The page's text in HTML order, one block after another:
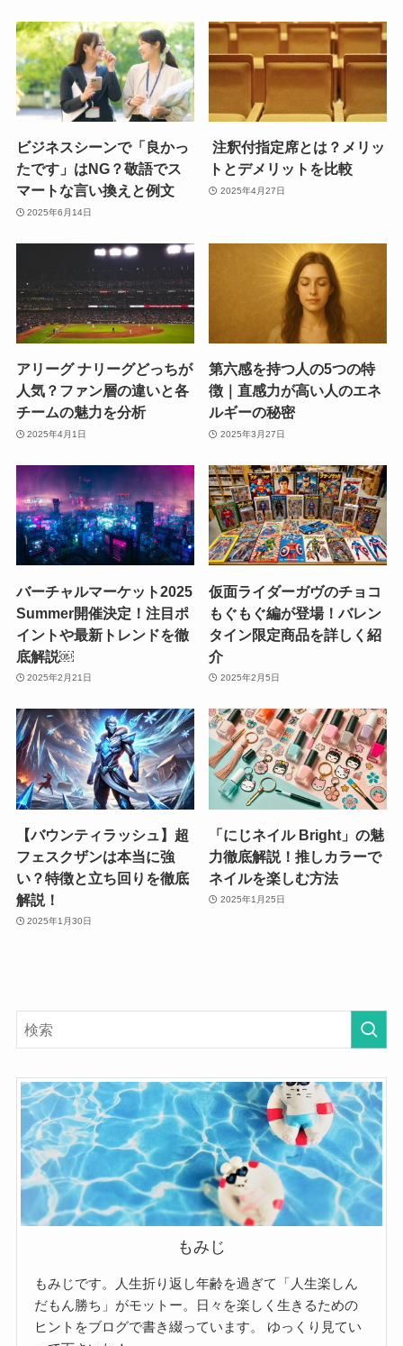
ビジネスシーンで「良かっ
たです」はNG？敬語でス
マートな言い換えと例文
2025年6月14日
注釈付指定席とは？メリッ
トとデメリットを比較
2025年4月27日
アリーグ ナリーグどっちが
人気？ファン層の違いと各
チームの魅力を分析
2025年4月1日
第六感を持つ人の5つの特
徴｜直感力が高い人のエネ
ルギーの秘密
2025年3月27日
バーチャルマーケット2025
Summer開催決定！注目ポ
イントや最新トレンドを徹
底解説￼
2025年2月21日
仮面ライダーガヴのチョコ
もぐもぐ編が登場！バレン
タイン限定商品を詳しく紹
介
2025年2月5日
【バウンティラッシュ】超
フェスクザンは本当に強
い？特徴と立ち回りを徹底
解説！
2025年1月30日
「にじネイル Bright」の魅
力徹底解説！推しカラーで
ネイルを楽しむ方法
2025年1月25日
もみじ
もみじです。人生折り返し年齢を過ぎて「人生楽しん
だもん勝ち」がモットー。日々を楽しく生きるための
ヒントをブログで書き綴っています。
ゆっくり見てい